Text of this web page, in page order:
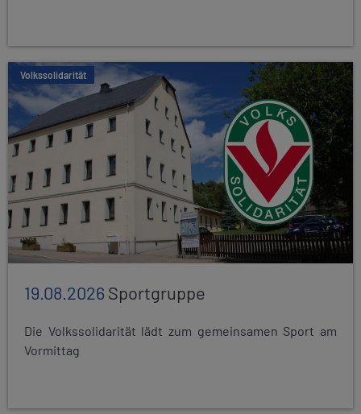
Volkssolidarität
19.08.2026Sportgruppe
Die Volkssolidarität lädt zum gemeinsamen Sport am
Vormittag